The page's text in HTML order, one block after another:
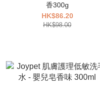
香300g
HK$86.20
HK$98.00